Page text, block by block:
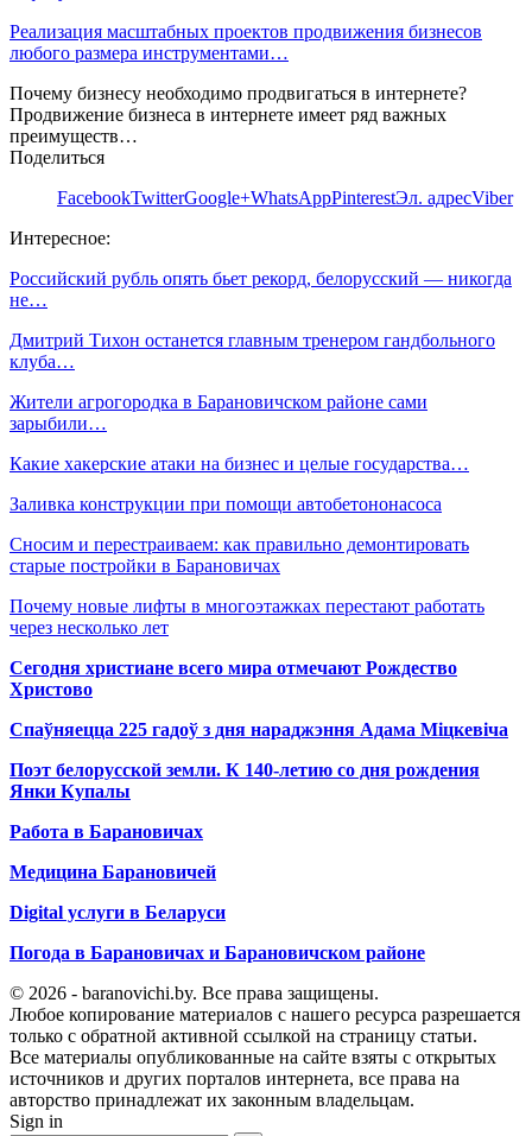
Реализация масштабных проектов продвижения бизнесов
любого размера инструментами…
Почему бизнесу необходимо продвигаться в интернете?
Продвижение бизнеса в интернете имеет ряд важных
преимуществ…
Поделиться
FacebookTwitterGoogle+WhatsAppPinterestЭл. адресViber
Интересное:
Российский рубль опять бьет рекорд, белорусский — никогда
не…
Дмитрий Тихон останется главным тренером гандбольного
клуба…
Жители агрогородка в Барановичском районе сами
зарыбили…
Какие хакерские атаки на бизнес и целые государства…
Заливка конструкции при помощи автобетононасоса
Сносим и перестраиваем: как правильно демонтировать
старые постройки в Барановичах
Почему новые лифты в многоэтажках перестают работать
через несколько лет
Сегодня христиане всего мира отмечают Рождество
Христово
Спаўняецца 225 гадоў з дня нараджэння Адама Міцкевіча
Поэт белорусской земли. К 140-летию со дня рождения
Янки Купалы
Работа в Барановичах
Медицина Барановичей
Digital услуги в Беларуси
Погода в Барановичах и Барановичском районе
© 2026 - baranovichi.by. Все права защищены.
Любое копирование материалов с нашего ресурса разрешается
только с обратной активной ссылкой на страницу статьи.
Все материалы опубликованные на сайте взяты с открытых
источников и других порталов интернета, все права на
авторство принадлежат их законным владельцам.
Sign in